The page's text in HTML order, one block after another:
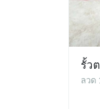
รั้ว
ลวด